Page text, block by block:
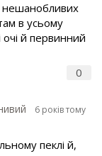
0
нешанобливих
в усьому
й первинний
6 років тому
пеклі й,